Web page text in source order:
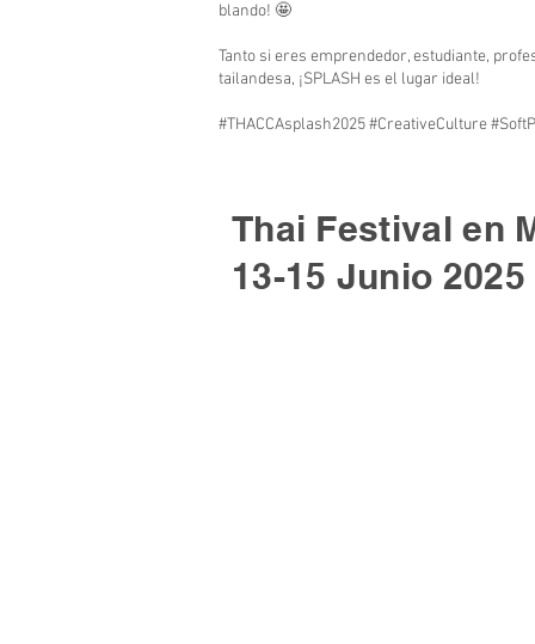
blando! 🤩
Tanto si eres emprendedor, estudiante,
tailandesa, ¡SPLASH es el lugar ideal!
#THACCAsplash2025 #CreativeCulture
Thai Festival en
13-15 Junio 2025